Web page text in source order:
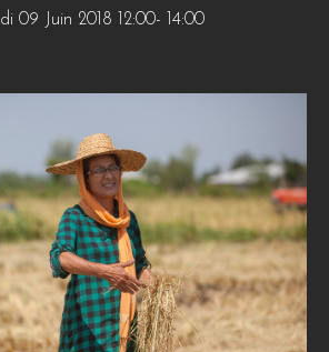
09 Juin 2018 12:00- 14:00